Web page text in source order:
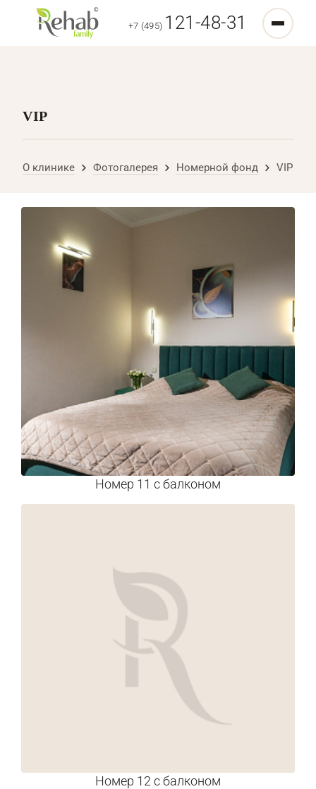
+7 (495) 121-48-31
VIP
О клинике Фотогалерея Номерной фонд VIP
Номер 11 с балконом
Номер 12 с балконом